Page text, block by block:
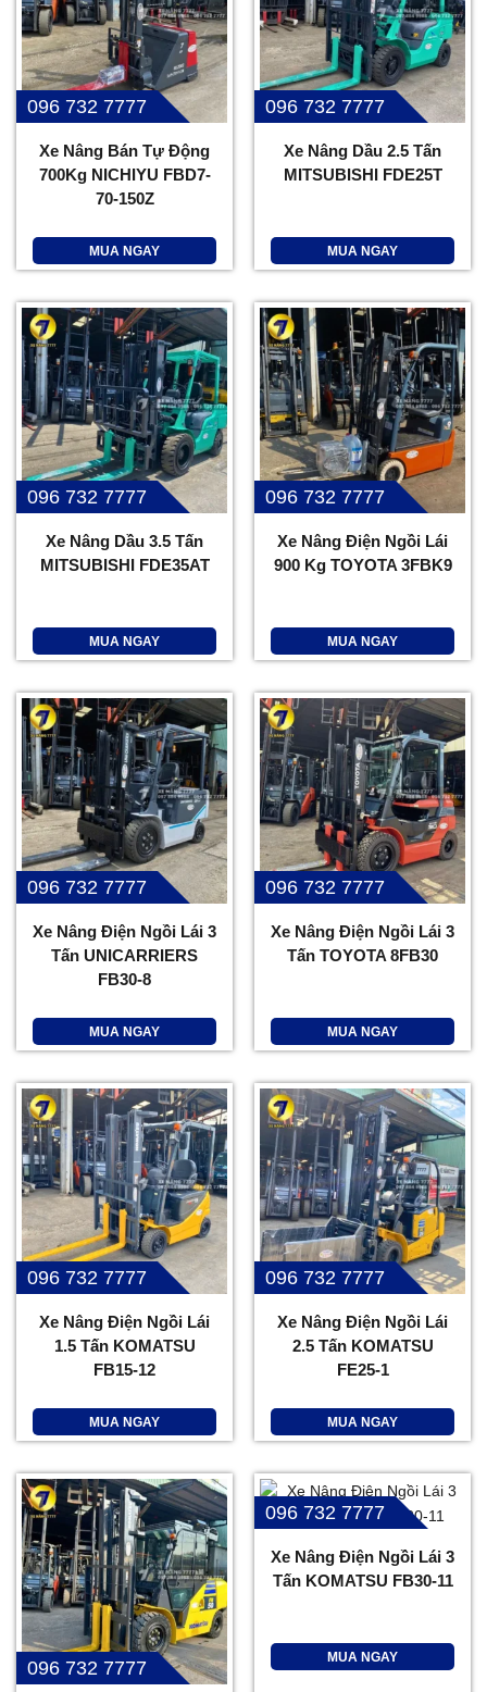
096 732 7777
Xe Nâng Bán Tự Động
700Kg NICHIYU FBD7-
70-150Z
MUA NGAY
096 732 7777
Xe Nâng Dầu 2.5 Tấn
MITSUBISHI FDE25T
MUA NGAY
096 732 7777
Xe Nâng Dầu 3.5 Tấn
MITSUBISHI FDE35AT
MUA NGAY
096 732 7777
Xe Nâng Điện Ngồi Lái
900 Kg TOYOTA 3FBK9
MUA NGAY
096 732 7777
Xe Nâng Điện Ngồi Lái 3
Tấn UNICARRIERS
FB30-8
MUA NGAY
096 732 7777
Xe Nâng Điện Ngồi Lái 3
Tấn TOYOTA 8FB30
MUA NGAY
096 732 7777
Xe Nâng Điện Ngồi Lái
1.5 Tấn KOMATSU
FB15-12
MUA NGAY
096 732 7777
Xe Nâng Điện Ngồi Lái
2.5 Tấn KOMATSU
FE25-1
MUA NGAY
096 732 7777
096 732 7777
Xe Nâng Điện Ngồi Lái 3
Tấn KOMATSU FB30-11
MUA NGAY